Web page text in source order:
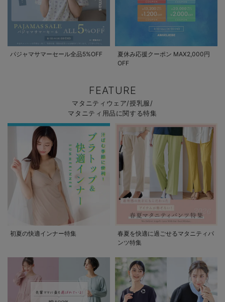
パジャマサマーセール全品5%OFF
夏休み応援クーポン MAX2,000円
OFF
FEATURE
マタニティウェア/授乳服/
マタニティ用品に関する特集
初夏の快適インナー特集
春夏を快適に過ごせるマタニティパ
ンツ特集